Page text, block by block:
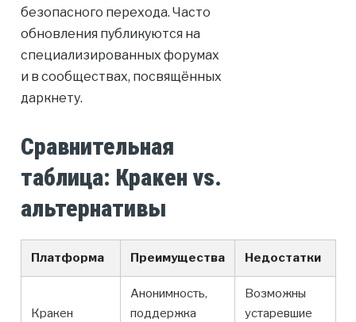
безопасного перехода. Часто
обновления публикуются на
специализированных форумах
и в сообществах, посвящённых
даркнету.
Сравнительная
таблица: Кракен vs.
альтернативы
Платформа Преимущества Недостатки
Кракен
Анонимность,
поддержка
Возможны
устаревшие